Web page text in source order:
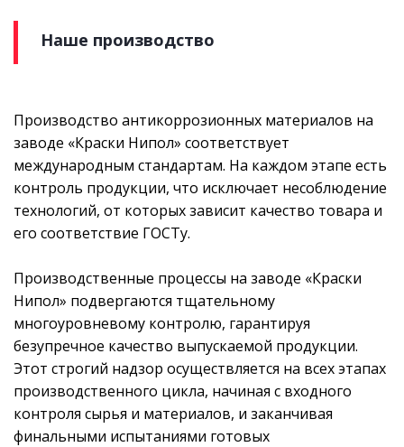
Наше производство
Производство антикоррозионных материалов на
заводе «Краски Нипол» соответствует
международным стандартам. На каждом этапе есть
контроль продукции, что исключает несоблюдение
технологий, от которых зависит качество товара и
его соответствие ГОСТу.
Производственные процессы на заводе «Краски
Нипол» подвергаются тщательному
многоуровневому контролю, гарантируя
безупречное качество выпускаемой продукции.
Этот строгий надзор осуществляется на всех этапах
производственного цикла, начиная с входного
контроля сырья и материалов, и заканчивая
финальными испытаниями готовых